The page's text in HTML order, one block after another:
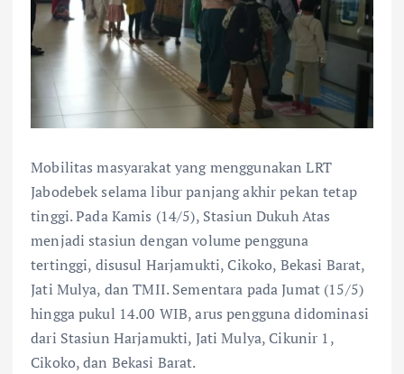
Mobilitas masyarakat yang menggunakan LRT
Jabodebek selama libur panjang akhir pekan tetap
tinggi. Pada Kamis (14/5), Stasiun Dukuh Atas
menjadi stasiun dengan volume pengguna
tertinggi, disusul Harjamukti, Cikoko, Bekasi Barat,
Jati Mulya, dan TMII. Sementara pada Jumat (15/5)
hingga pukul 14.00 WIB, arus pengguna didominasi
dari Stasiun Harjamukti, Jati Mulya, Cikunir 1,
Cikoko, dan Bekasi Barat.